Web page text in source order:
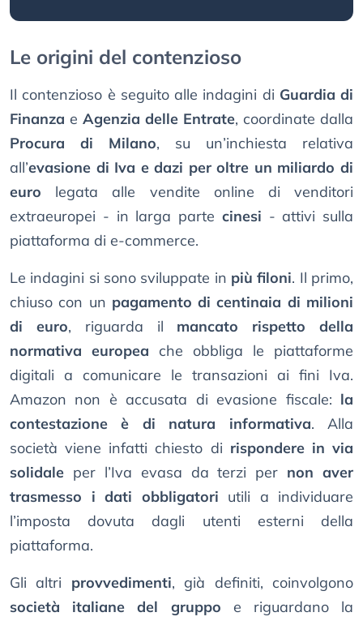
Le origini del contenzioso
Il contenzioso è seguito alle indagini di Guardia di
Finanza e Agenzia delle Entrate, coordinate dalla
Procura di Milano, su un’inchiesta relativa
all’evasione di Iva e dazi per oltre un miliardo di
euro legata alle vendite online di venditori
extraeuropei - in larga parte cinesi - attivi sulla
piattaforma di e-commerce.
Le indagini si sono sviluppate in più filoni. Il primo,
chiuso con un pagamento di centinaia di milioni
di euro, riguarda il mancato rispetto della
normativa europea che obbliga le piattaforme
digitali a comunicare le transazioni ai fini Iva.
Amazon non è accusata di evasione fiscale: la
contestazione è di natura informativa. Alla
società viene infatti chiesto di rispondere in via
solidale per l’Iva evasa da terzi per non aver
trasmesso i dati obbligatori utili a individuare
l’imposta dovuta dagli utenti esterni della
piattaforma.
Gli altri provvedimenti, già definiti, coinvolgono
società italiane del gruppo e riguardano la